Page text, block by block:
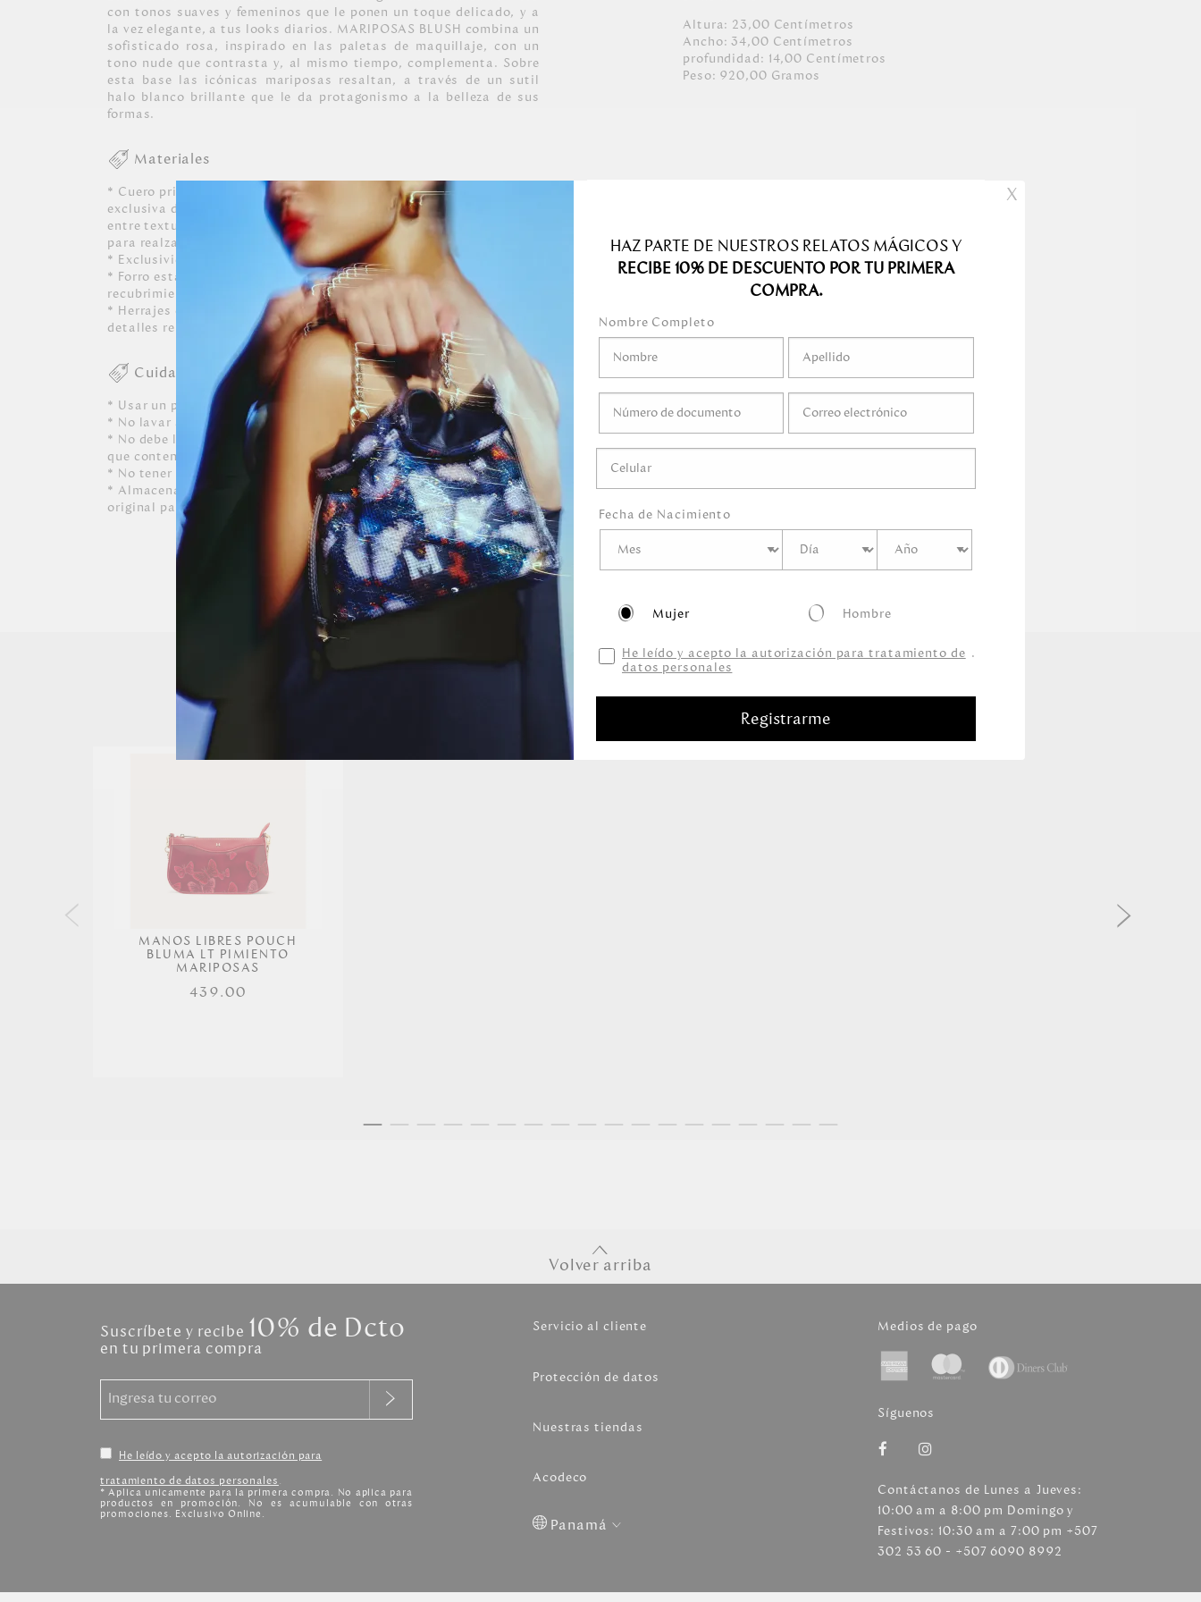
con tonos suaves y femeninos que le ponen un toque delicado, y a
la vez elegante, a tus looks diarios. MARIPOSAS BLUSH combina un
sofisticado rosa, inspirado en las paletas de maquillaje, con un
tono nude que contrasta y, al mismo tiempo, complementa. Sobre
esta base las icónicas mariposas resaltan, a través de un sutil
halo blanco brillante que le da protagonismo a la belleza de sus
formas.
Materiales
* Cuero principal vacuno de procedencia italiana con placa
exclusiva de mariposas MH, y los cueros complementos se mezclan
entre texturizados, lisos y charolados que dan un perfecto balance
para realzar las icónicas mariposas.
* Exclusividad de formas, colores y detalles hechos a mano.
* Forro estampado con mariposas morfo azul 100% poliéster con
recubrimiento impermeable.
* Herrajes en zamac con acabados en color oro claro claro y con
detalles representativos de la marca.
Cuidados
* Usar un paño blanco limpio ligeramente húmedo.
* No lavar a máquina, ni usar detergentes. No mojar.
* No debe limpiarse, ni dejarle caer perfumes, gel ni ningún líquido
que contenga alcohol o solvente.
* No tener contacto con tinta de bolígrafos, ni marcadores.
* Almacenar siempre en lugares ventilados y guardar en el empaque
original para conservar su forma.
Altura: 23,00 Centímetros
Ancho:34,00 Centímetros
profundidad: 14,00 Centímetros
Peso: 920,00 Gramos
Productos relacionados
MANOS LIBRES POUCH
BLUMA LT PIMIENTO
MARIPOSAS
439.00
Volver arriba
Suscríbete y recibe 10% de Dcto
en tu primera compra
He leído y acepto la autorización para
tratamiento de datos personales.
* Aplica unicamente para la primera compra. No aplica para
productos en promoción. No es acumulable con otras
promociones. Exclusivo Online.
Servicio al cliente
Protección de datos
Nuestras tiendas
Acodeco
Panamá
Medios de pago
Síguenos
Contáctanos de Lunes a Jueves:
10:00 am a 8:00 pm Domingo y
Festivos: 10:30 am a 7:00 pm +507
302 53 60 - +507 6090 8992
X
HAZ PARTE DE NUESTROS RELATOS MÁGICOS Y
RECIBE 10% DE DESCUENTO POR TU PRIMERA
COMPRA.
Nombre Completo
Fecha de Nacimiento
Mujer Hombre
He leído y acepto la autorización para tratamiento de
datos personales
.
Registrarme